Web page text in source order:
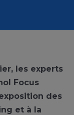
les experts
Focus
des
et à la